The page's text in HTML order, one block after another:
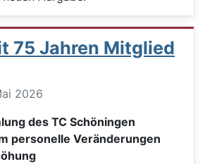
75 Jahren Mitglied
2026
des TC Schöningen
personelle Veränderungen